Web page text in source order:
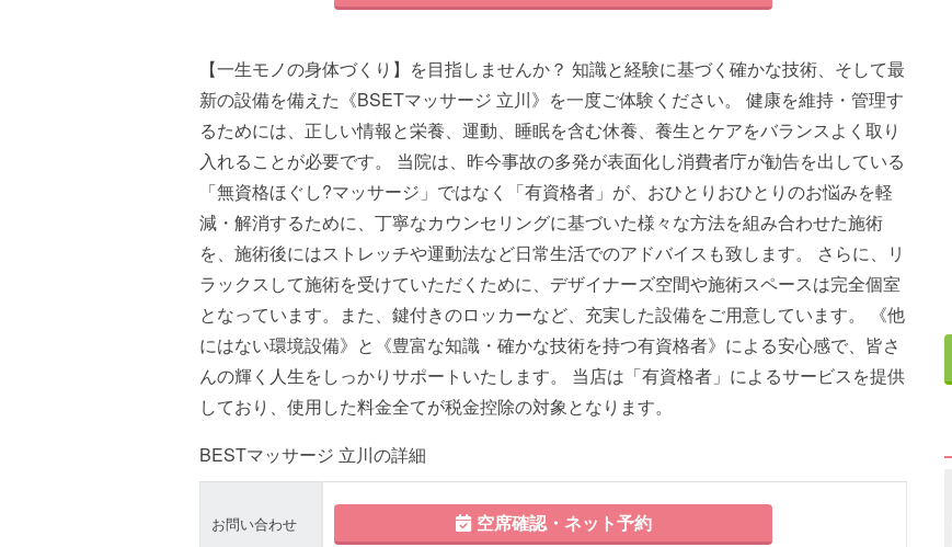
【一生モノの身体づくり】を目指しませんか？ 知識と経験に基づく確かな技術、そして最
新の設備を備えた《BSETマッサージ 立川》を一度ご体験ください。 健康を維持・管理す
るためには、正しい情報と栄養、運動、睡眠を含む休養、養生とケアをバランスよく取り
入れることが必要です。 当院は、昨今事故の多発が表面化し消費者庁が勧告を出している
「無資格ほぐし?マッサージ」ではなく「有資格者」が、おひとりおひとりのお悩みを軽
減・解消するために、丁寧なカウンセリングに基づいた様々な方法を組み合わせた施術
を、施術後にはストレッチや運動法など日常生活でのアドバイスも致します。 さらに、リ
ラックスして施術を受けていただくために、デザイナーズ空間や施術スペースは完全個室
となっています。また、鍵付きのロッカーなど、充実した設備をご用意しています。 《他
にはない環境設備》と《豊富な知識・確かな技術を持つ有資格者》による安心感で、皆さ
んの輝く人生をしっかりサポートいたします。 当店は「有資格者」によるサービスを提供
しており、使用した料金全てが税金控除の対象となります。
BESTマッサージ 立川の詳細
お問い合わせ 空席確認・ネット予約